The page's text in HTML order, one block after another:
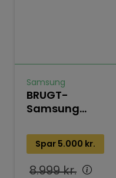
Samsung
BRUGT-
Samsung
DV90T6240LH/S4
Spar 5.000 kr.
8.999kr.